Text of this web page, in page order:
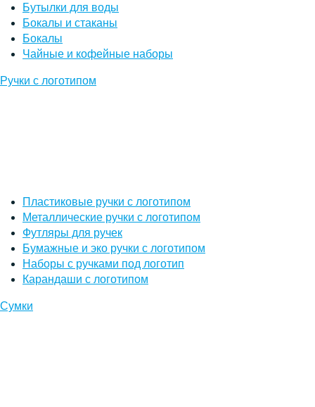
Бутылки для воды
Бокалы и стаканы
Бокалы
Чайные и кофейные наборы
Ручки с логотипом
Пластиковые ручки с логотипом
Металлические ручки с логотипом
Футляры для ручек
Бумажные и эко ручки с логотипом
Наборы с ручками под логотип
Карандаши с логотипом
Сумки